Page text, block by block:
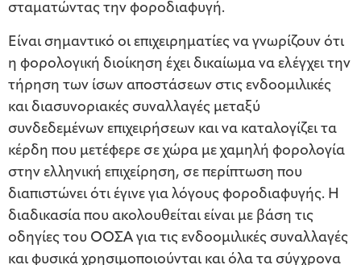
σταματώντας την φοροδιαφυγή.
Είναι σημαντικό οι επιχειρηματίες να γνωρίζουν ότι
η φορολογική διοίκηση έχει δικαίωμα να ελέγχει την
τήρηση των ίσων αποστάσεων στις ενδοομιλικές
και διασυνοριακές συναλλαγές μεταξύ
συνδεδεμένων επιχειρήσεων και να καταλογίζει τα
κέρδη που μετέφερε σε χώρα με χαμηλή φορολογία
στην ελληνική επιχείρηση, σε περίπτωση που
διαπιστώνει ότι έγινε για λόγους φοροδιαφυγής. Η
διαδικασία που ακολουθείται είναι με βάση τις
οδηγίες του ΟΟΣΑ για τις ενδοομιλικές συναλλαγές
και φυσικά χρησιμοποιούνται και όλα τα σύγχρονα